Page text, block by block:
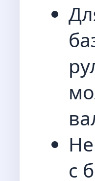
с